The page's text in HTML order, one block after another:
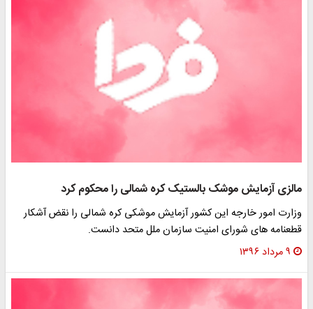
مالزی آزمایش موشک بالستیک کره شمالی را محکوم کرد
وزارت امور خارجه این کشور آزمایش موشکی کره شمالی را نقض آشکار
قطعنامه های شورای امنیت سازمان ملل متحد دانست.
۹ مرداد ۱۳۹۶